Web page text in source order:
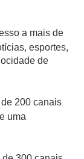
a mais de
esportes,
de
200 canais
uma